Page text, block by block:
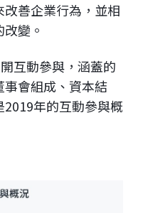
善企業行為，並相
變。
互動參與，涵蓋的
會組成、資本結
年的互動參與概